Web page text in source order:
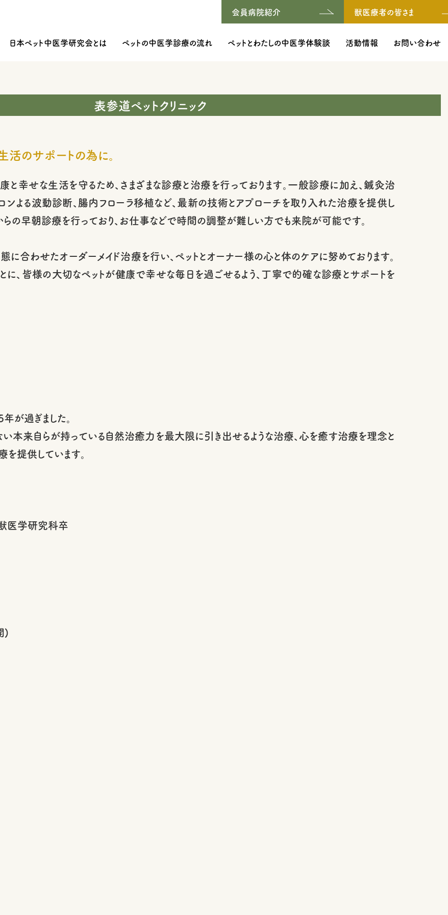
日本ペット中医学研究会とは ペットの中医学診療の流れ ペットとわたしの中医学体験談 活動情報 お問い合わせ
会員病院紹介 獣医療者の皆さま
表参道ペットクリニック
のサポートの為に。
と幸せな生活を守るため、さまざまな診療と治療を行っております。一般診療に加え、鍼灸治
ロンよる波動診断、腸内フローラ移植など、最新の技術とアプローチを取り入れた治療を提供し
らの早朝診療を行っており、お仕事などで時間の調整が難しい方でも来院が可能です。
合わせたオーダーメイド治療を行い、ペットとオーナー様の心と体のケアに努めております。
に、皆様の大切なペットが健康で幸せな毎日を過ごせるよう、丁寧で的確な診療とサポートを
が過ぎました。
い本来自らが持っている自然治癒力を最大限に引き出せるような治療、心を癒す治療を理念と
提供しています。
医学研究科卒
)